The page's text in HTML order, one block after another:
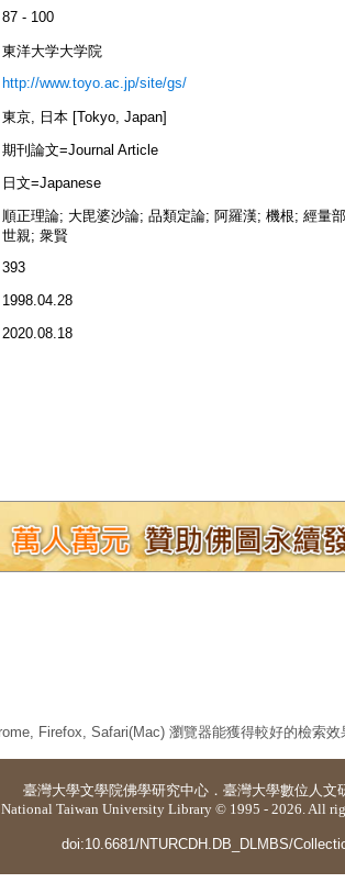
87 - 100
東洋大学大学院
http://www.toyo.ac.jp/site/gs/
東京, 日本 [Tokyo, Japan]
期刊論文=Journal Article
日文=Japanese
順正理論; 大毘婆沙論; 品類定論; 阿羅漢; 機根; 經量
世親; 衆賢
393
1998.04.28
2020.08.18
Firefox, Safari(Mac) 瀏覽器能獲得較好的檢索效
臺灣大學文學院佛學研究中心 ． 臺灣大學數位人文
National Taiwan University Library © 1995 - 2026. All
doi:10.6681/NTURCDH.DB_DLMBS/